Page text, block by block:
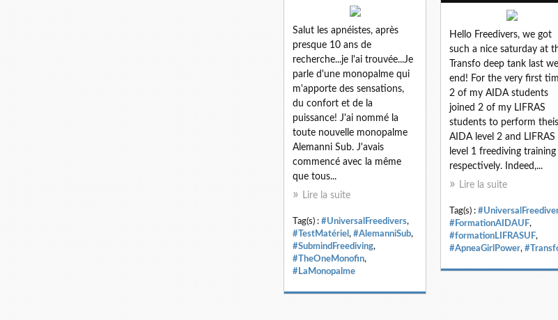
Hello Freedivers, we got
such a nice saturday at
Transfo deep tank last
end! For the very first
2 of my AIDA students
joined 2 of my LIFRAS
students to perform theis
AIDA level 2 and LIFRAS
level 1 freediving training
respectively. Indeed,...
Lire la suite
Tag(s) :
#FormationAIDAUF,
#formationLIFRASUF,
#ApneaGirlPower,
Salut les apnéistes, après
presque 10 ans de
recherche...je l'ai trouvée...Je
parle d'une monopalme qui
m'apporte des sensations,
du confort et de la
puissance! J'ai nommé la
toute nouvelle monopalme
Alemanni Sub. J'avais
commencé avec la même
que tous...
Lire la suite
Tag(s) : #UniversalFreedivers,
#TestMatériel , #AlemanniSub,
#SubmindFreediving,
#TheOneMonofin,
#LaMonopalme